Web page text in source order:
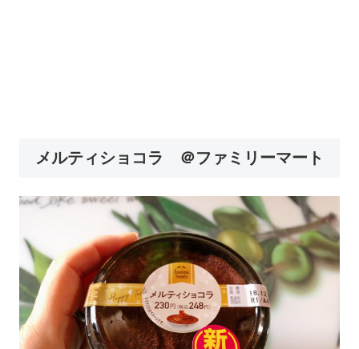
メルティショコラ ＠ファミリーマート